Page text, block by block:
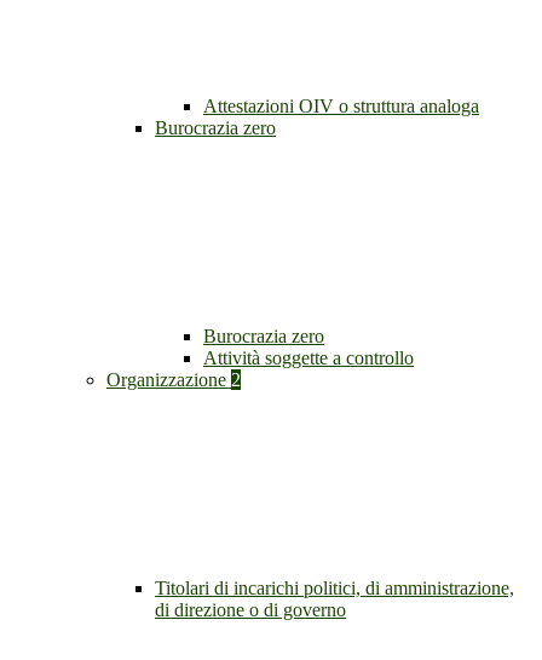
Attestazioni OIV o struttura analoga
Burocrazia zero
Burocrazia zero
Attività soggette a controllo
Organizzazione 2
Titolari di incarichi politici, di amministrazione,
di direzione o di governo